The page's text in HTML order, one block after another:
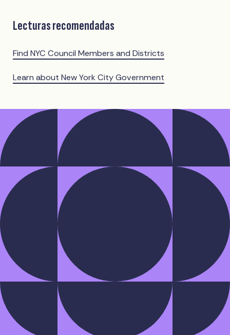
Lecturas recomendadas
Find NYC Council Members and Districts
Learn about New York City Government